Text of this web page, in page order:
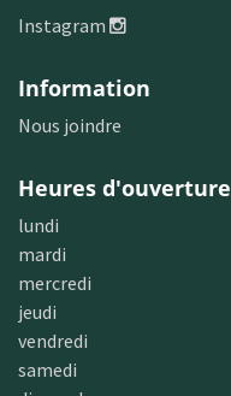
Instagram
Information
Nous joindre
Heures d'ouverture
lundi
mardi
mercredi
jeudi
vendredi
samedi